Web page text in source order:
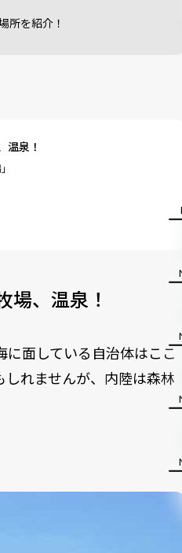
所を紹介！
温泉！
場、温泉！
に面している自治体はここ
れませんが、内陸は森林